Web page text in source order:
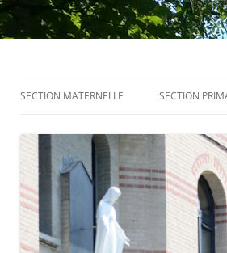
SECTION MATERNELLE
ACTUALITÉ
ÉQUIPE
CENTRE PMS
SECTION
ACTUALITÉ
ACTIVITEITEN
RÈGLEMENT